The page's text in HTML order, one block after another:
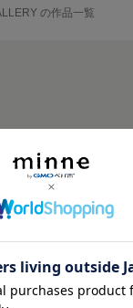
の作品一覧